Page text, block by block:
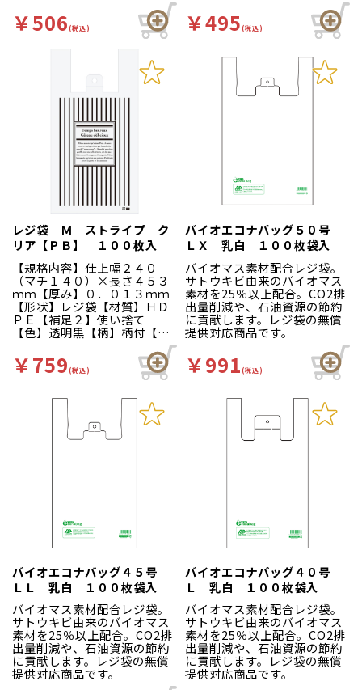
袋、レジ袋、手提げポリ袋、
英字柄、洋菓子店向け、パン
屋さん向け、ベーカリー、雑
ス語がデザインされたレジ
袋。エンボス加工された素材
です。 ※無くなり次第廃盤
￥506(税込)
袋、レジ袋、手提げポリ袋、
英字柄、洋菓子店向け、パン
屋さん向け、ベーカリー、雑
貨店向け、ポリ手提げ袋、ス
トライプ柄【商品特徴】使い
やすいデザインのレジ袋で
￥495(税込)
レジ袋 Ｍ ストライプ ク
リア【ＰＢ】 １００枚入
【規格内容】仕上幅２４０
（マチ１４０）×長さ４５３
ｍｍ【厚み】０．０１３ｍｍ
【形状】レジ袋【材質】ＨＤ
ＰＥ【補足２】使い捨て
【色】透明黒【柄】柄付【キ
ーワード】買い物袋、買物
袋、レジ袋、手提げポリ袋、
英字柄、洋菓子店向け、パン
屋さん向け、ベーカリー、雑
貨店向け、ポリ手提げ袋、ス
トライプ柄【商品特徴】使い
やすいデザインのレジ袋で
￥759(税込)
バイオエコナバッグ５０号
ＬＸ 乳白 １００枚袋入
バイオマス素材配合レジ袋。
サトウキビ由来のバイオマス
素材を25％以上配合。CO2排
出量削減や、石油資源の節約
に貢献します。レジ袋の無償
提供対応商品です。
￥991(税込)
バイオエコナバッグ４５号
ＬＬ 乳白 １００枚袋入
バイオマス素材配合レジ袋。
サトウキビ由来のバイオマス
素材を25％以上配合。CO2排
出量削減や、石油資源の節約
に貢献します。レジ袋の無償
提供対応商品です。
バイオエコナバッグ４０号
Ｌ 乳白 １００枚袋入
バイオマス素材配合レジ袋。
サトウキビ由来のバイオマス
素材を25％以上配合。CO2排
出量削減や、石油資源の節約
に貢献します。レジ袋の無償
提供対応商品です。